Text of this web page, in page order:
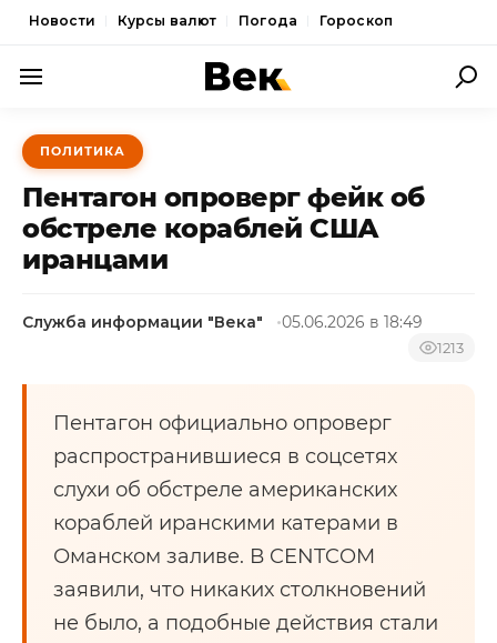
Новости Курсы валют Погода Гороскоп
ПОЛИТИКА
ЭКОНОМИКА
ОБЩЕСТВО
СПОРТ
ПОЛИТИКА
Пентагон опроверг фейк об
обстреле кораблей США
иранцами
Служба информации "Века" 05.06.2026 в 18:49
1213
Пентагон официально опроверг
распространившиеся в соцсетях
слухи об обстреле американских
кораблей иранскими катерами в
Оманском заливе. В CENTCOM
заявили, что никаких столкновений
не было, а подобные действия стали